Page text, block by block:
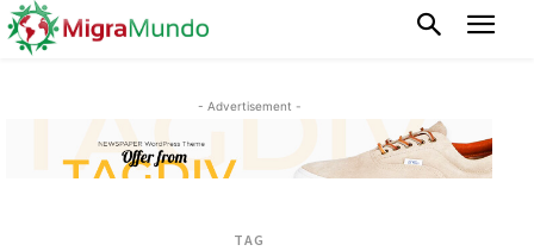
- Advertisement -
TAG